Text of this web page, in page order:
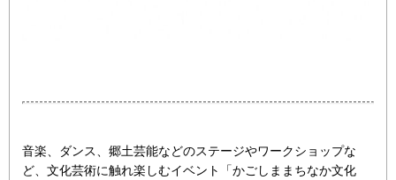
音楽、ダンス、郷土芸能などのステージやワークショップな
ど、文化芸術に触れ楽しむイベント「かごしままちなか文化